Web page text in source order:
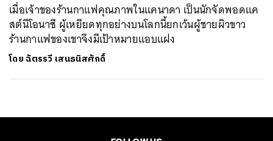
เมื่อเจ้าของร้านกาแฟคุณภาพในแคนาดา เป็นนักจัดพอดแค
สต์นีโอนาซี ผู้เหยียดทุกอย่างบนโลกนี้ยกเว้นผู้ชายผิวขาว
ร้านกาแฟของเขาจึงมีเป้าหมายแอบแฝง
โดยฉัตรรวี เสนธนิสศักดิ์